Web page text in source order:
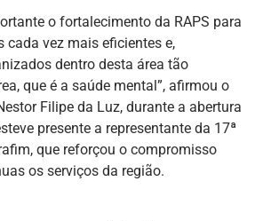
o fortalecimento da RAPS para
vez mais eficientes e,
dentro desta área tão
que é a saúde mental”, afirmou o
Filipe da Luz, durante a abertura
presente a representante da 17ª
que reforçou o compromisso
os serviços da região.